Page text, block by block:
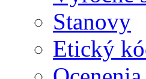
Stanovy
Etický